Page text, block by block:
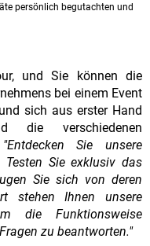
persönlich begutachten und
und Sie können die
bei einem Event
sich aus erster Hand
die verschiedenen
Sie unsere
Testen Sie exklusiv das
Sie sich von deren
stehen Ihnen unsere
die Funktionsweise
zu beantworten."